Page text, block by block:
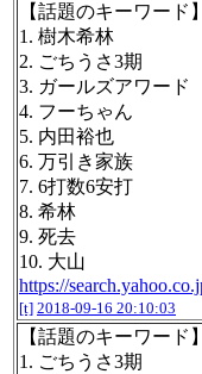
【話題のキーワード】
1. 樹木希林
2. ごちうさ3期
3. ガールズアワード
4. フーちゃん
5. 内田裕也
6. 万引き家族
7. 6打数6安打
8. 希林
9. 死去
10. 大山
https://
[t] 2018-09-16 20:10:03
【話題のキーワード】
1. ごちうさ3期